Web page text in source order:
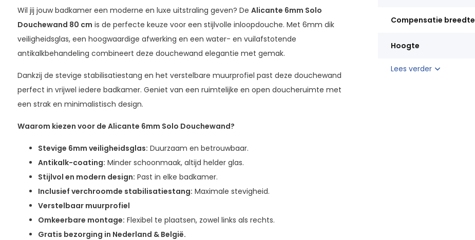
Wil jij jouw badkamer een moderne en luxe uitstraling geven? De Alicante 6mm Solo
Douchewand 80 cm is de perfecte keuze voor een stijlvolle inloopdouche. Met 6mm dik
veiligheidsglas, een hoogwaardige afwerking en een water- en vuilafstotende
antikalkbehandeling combineert deze douchewand elegantie met gemak.
Dankzij de stevige stabilisatiestang en het verstelbare muurprofiel past deze douchewand
perfect in vrijwel iedere badkamer. Geniet van een ruimtelijke en open doucheruimte met
een strak en minimalistisch design.
Waarom kiezen voor de Alicante 6mm Solo Douchewand?
Stevige 6mm veiligheidsglas: Duurzaam en betrouwbaar.
Antikalk-coating: Minder schoonmaak, altijd helder glas.
Stijlvol en modern design: Past in elke badkamer.
Inclusief verchroomde stabilisatiestang: Maximale stevigheid.
Verstelbaar muurprofiel
Omkeerbare montage: Flexibel te plaatsen, zowel links als rechts.
Gratis bezorging in Nederland & België.
Compensatie breedte
Hoogte
Lees verder